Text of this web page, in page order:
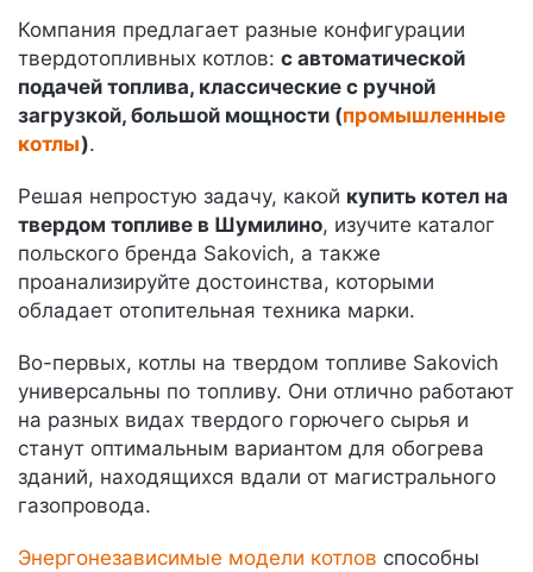
Компания предлагает разные конфигурации
твердотопливных котлов: с автоматической
подачей топлива, классические с ручной
загрузкой, большой мощности (промышленные
котлы).
Решая непростую задачу, какой купить котел на
твердом топливе в Шумилино, изучите каталог
польского бренда Sakovich, а также
проанализируйте достоинства, которыми
обладает отопительная техника марки.
Во-первых, котлы на твердом топливе Sakovich
универсальны по топливу. Они отлично работают
на разных видах твердого горючего сырья и
станут оптимальным вариантом для обогрева
зданий, находящихся вдали от магистрального
газопровода.
Энергонезависимые модели котлов способны